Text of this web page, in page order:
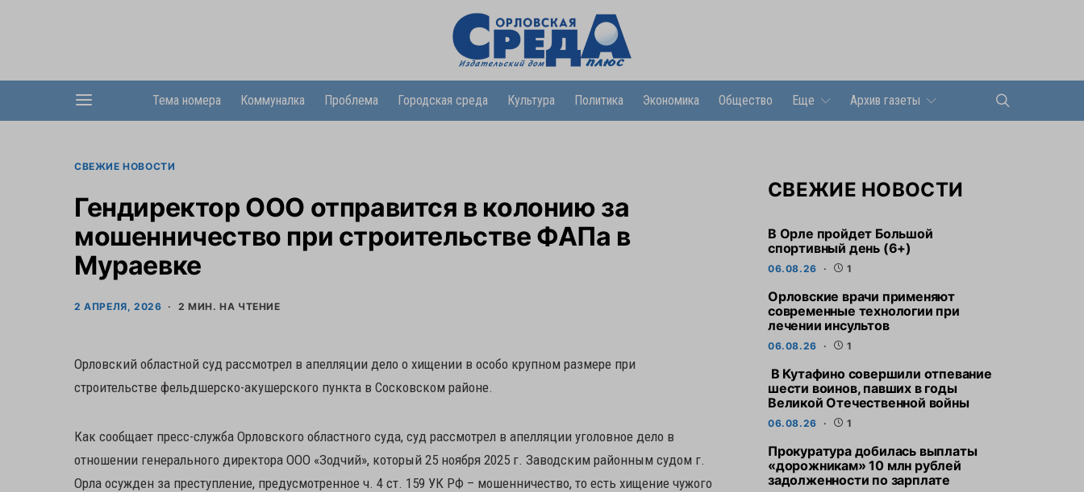
Тема номера Коммуналка Проблема Городская среда Культура Политика Экономика Общество Еще Архив газеты
СВЕЖИЕ НОВОСТИ
Гендиректор ООО отправится в колонию за
мошенничество при строительстве ФАПа в
Мураевке
2 АПРЕЛЯ, 2026 2 МИН. НА ЧТЕНИЕ
Орловский областной суд рассмотрел в апелляции дело о хищении в особо крупном размере при
строительстве фельдшерско-акушерского пункта в Сосковском районе.
Как сообщает пресс-служба Орловского областного суда, суд рассмотрел в апелляции уголовное дело в
отношении генерального директора ООО «Зодчий», который 25 ноября 2025 г. Заводским районным судом г.
Орла осужден за преступление, предусмотренное ч. 4 ст. 159 УК РФ – мошенничество, то есть хищение чужого
СВЕЖИЕ НОВОСТИ
В Орле пройдет Большой
спортивный день (6+)
06.08.26 1
Орловские врачи применяют
современные технологии при
лечении инсультов
06.08.26 1
В Кутафино совершили отпевание
шести воинов, павших в годы
Великой Отечественной войны
06.08.26 1
Прокуратура добилась выплаты
«дорожникам» 10 млн рублей
задолженности по зарплате